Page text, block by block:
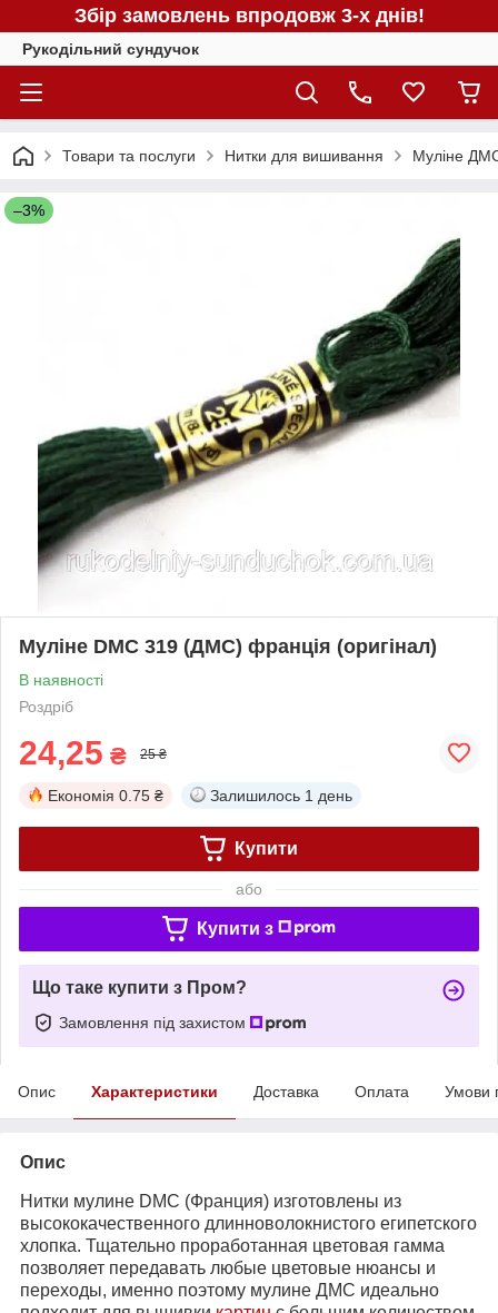
Збір замовлень впродовж 3-х днів!
Рукодільний сундучок
Товари та послуги Нитки для вишивання Муліне
–3%
Муліне DMC 319 (ДМС) франція (оригінал)
В наявності
Роздріб
24,25 ₴ 25 ₴
Економія 0.75 ₴ Залишилось 1 день
Купити
або
Купити з
Що таке купити з Пром?
Замовлення під захистом
Опис Характеристики Доставка Оплата Умови
Опис
Нитки мулине DMC (Франция) изготовлены из
высококачественного длинноволокнистого египетского
хлопка. Тщательно проработанная цветовая гамма
позволяет передавать любые цветовые нюансы и
переходы, именно поэтому мулине ДМС идеально